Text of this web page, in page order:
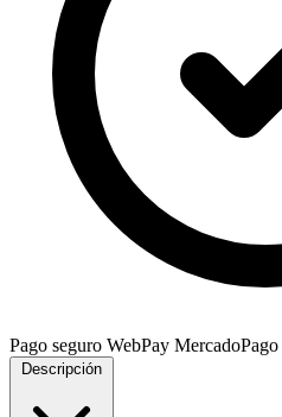
Pago seguro WebPay MercadoPago
Descripción